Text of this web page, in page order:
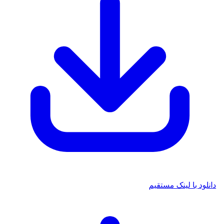
دانلود با لینک مستقیم